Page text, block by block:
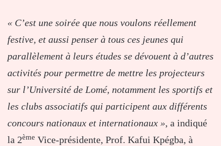
« C’est une soirée que nous voulons réellement
festive, et aussi penser à tous ces jeunes qui
parallèlement à leurs études se dévouent à d’autres
activités pour permettre de mettre les projecteurs
sur l’Université de Lomé, notamment les sportifs et
les clubs associatifs qui participent aux différents
concours nationaux et internationaux », a indiqué
la 2ème Vice-présidente, Prof. Kafui Kpégba, à